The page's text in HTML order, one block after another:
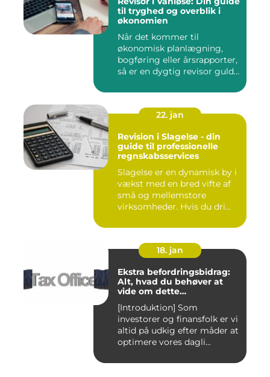
til tryghed og overblik i
økonomien
Når det kommer til
økonomisk planlægning,
bogføring eller årsrapporter,
så er en dygtig revisor guld...
22. jan
Revision i Slagelse - din
guide til professionelle
regnskabsservices
Slagelse er en dynamisk by i
vækst med en bred vifte af
små og mellemstore
virksomheder. Hvis du dri...
18. jan
Ekstra befordringsbidrag:
Alt, hvad du behøver at
vide om dette
investorer og finansfolk
[Introduktion] Som
investorer og finansfolk er vi
altid på udkig efter måder at
optimere vores dagli...